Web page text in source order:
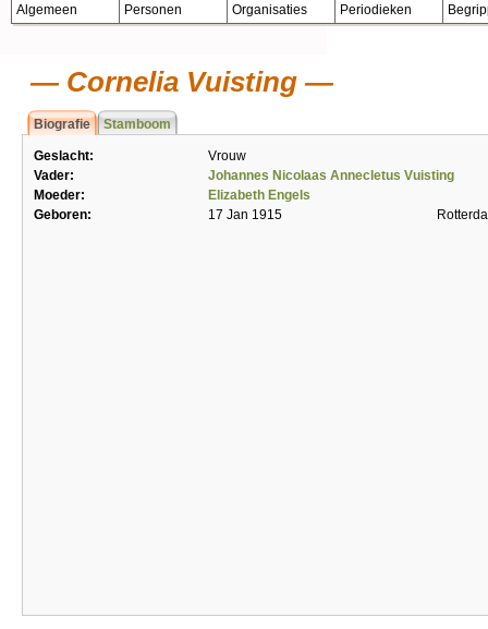
Algemeen Personen Organisaties Periodieken
Cornelia Vuisting
Biografie Stamboom
Geslacht:
Vrouw
Vader:
Johannes Nicolaas Annecletus Vuisting
Moeder:
Elizabeth Engels
Geboren:
17 Jan 1915